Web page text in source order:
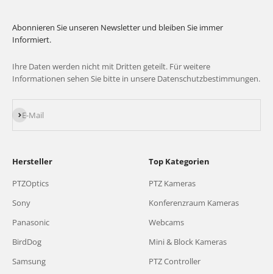
Abonnieren Sie unseren Newsletter und bleiben Sie immer
Informiert.
Ihre Daten werden nicht mit Dritten geteilt. Für weitere
Informationen sehen Sie bitte in unsere Datenschutzbestimmungen.
E-Mail
Abonnieren
Hersteller
PTZOptics
Sony
Panasonic
BirdDog
Samsung
Top Kategorien
PTZ Kameras
Konferenzraum Kameras
Webcams
Mini & Block Kameras
PTZ Controller